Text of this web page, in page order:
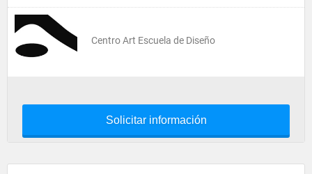
Centro Art Escuela de Diseño
Solicitar información